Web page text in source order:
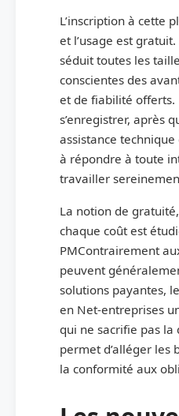
L’inscription à cette
et l’usage est
séduit toutes les
conscientes des
et de fiabilité offerts.
s’enregistrer, après
assistance
à répondre à toute
travailler
La notion de
chaque coût est
PMContrairement
peuvent
solutions payantes,
en Net-entreprises
qui ne sacrifie pas la
permet d’alléger les
la conformité aux